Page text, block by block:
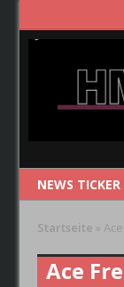
NEWS TICKER
Startseite »
Ace